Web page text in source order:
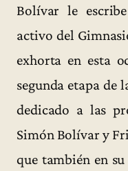
Bolívar le
activo del
exhorta en esta
segunda etapa de
dedicado a las
Simón Bolívar y
que también en